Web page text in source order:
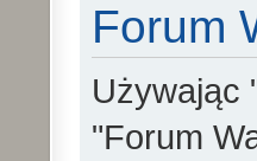
Forum
Używając
"Forum